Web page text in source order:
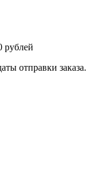
рублей
отправки заказа.